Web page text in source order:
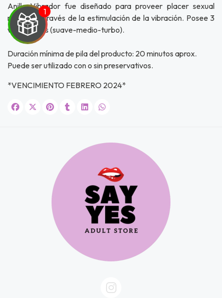
JUGAR
Anillo Vibrador fue diseñado para proveer placer sexual
máximo a través de la estimulación de la vibración. Posee 3
velocidades (suave-medio-turbo).
Duración mínima de pila del producto: 20 minutos aprox.
Puede ser utilizado con o sin preservativos.
*VENCIMIENTO FEBRERO 2024*